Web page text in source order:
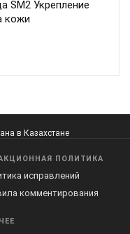
SM2 Укрепление
кожи
в Казахстане
ПОЛИТИКА
исправлений
комментирования